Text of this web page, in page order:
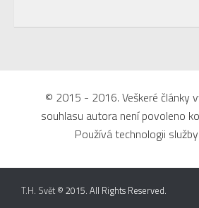
Cookie Consent
© 2015 - 2016. Veškeré články
souhlasu autora není povoleno
Používá technologii služby
T.H. Svět © 2015. All Rights Reserved.